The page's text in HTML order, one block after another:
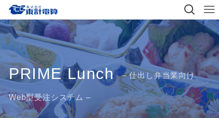
PRIME Lunch – 仕出し弁当業向け
Web型受注システム –